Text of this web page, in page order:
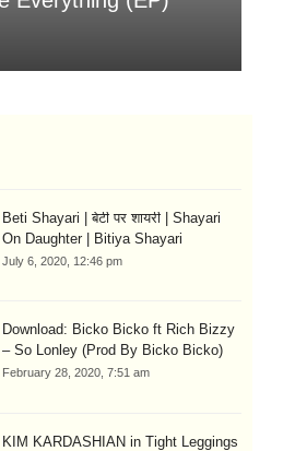
Beti Shayari | बेटी पर शायरी | Shayari
On Daughter | Bitiya Shayari
July 6, 2020, 12:46 pm
Download: Bicko Bicko ft Rich Bizzy
– So Lonley (Prod By Bicko Bicko)
February 28, 2020, 7:51 am
KIM KARDASHIAN in Tight Leggings